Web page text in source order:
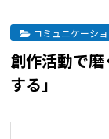
コミュニケーシ
創作活動で
する」